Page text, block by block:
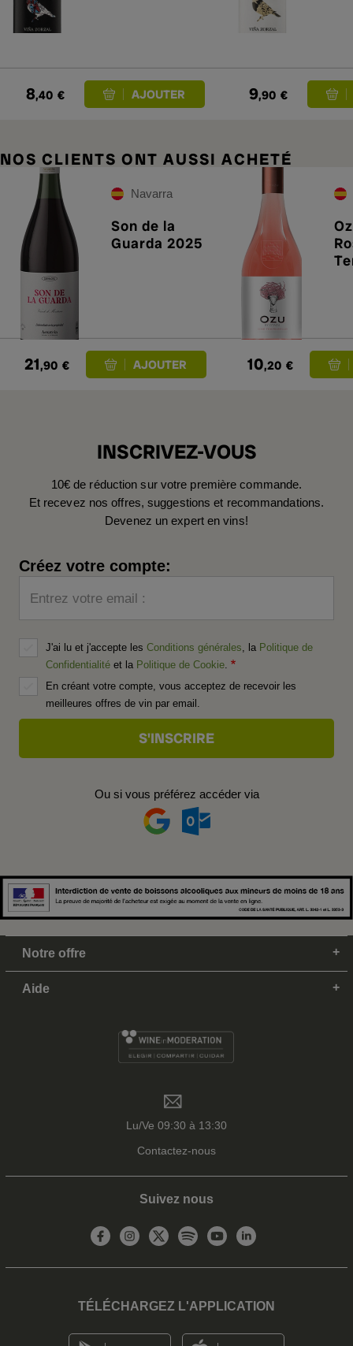
8,40 € 9,90 €
NOS CLIENTS ONT AUSSI ACHETÉ
Navarra
Son de la
Guarda 2025
21,90 € 10,20 €
INSCRIVEZ-VOUS
10€ de réduction sur votre première commande.
Et recevez nos offres, suggestions et recommandations.
Devenez un expert en vins!
Créez votre compte:
Entrez votre email :
J'ai lu et j'accepte les Conditions générales , la Politique de
Confidentialité et la Politique de Cookie
En créant votre compte, vous acceptez de recevoir les
meilleures offres de vin par email.
Ou si vous préférez accéder via
Notre offre
Aide
Lu/Ve 09:30 à 13:30
Contactez-nous
Suivez nous
TÉLÉCHARGEZ L'APPLICATION